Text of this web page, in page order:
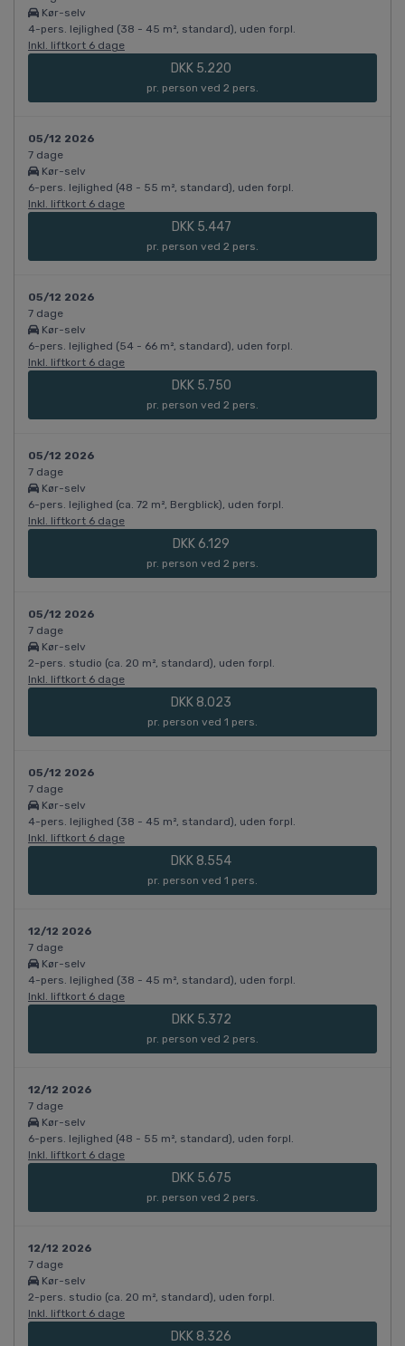
Kør-selv
4-pers. lejlighed (38 - 45 m², standard), uden forpl.
Inkl. liftkort 6 dage
DKK 5.220
pr. person ved 2 pers.
05/12 2026
7 dage
Kør-selv
6-pers. lejlighed (48 - 55 m², standard), uden forpl.
Inkl. liftkort 6 dage
DKK 5.447
pr. person ved 2 pers.
05/12 2026
7 dage
Kør-selv
6-pers. lejlighed (54 - 66 m², standard), uden forpl.
Inkl. liftkort 6 dage
DKK 5.750
pr. person ved 2 pers.
05/12 2026
7 dage
Kør-selv
6-pers. lejlighed (ca. 72 m², Bergblick), uden forpl.
Inkl. liftkort 6 dage
DKK 6.129
pr. person ved 2 pers.
05/12 2026
7 dage
Kør-selv
2-pers. studio (ca. 20 m², standard), uden forpl.
Inkl. liftkort 6 dage
DKK 8.023
pr. person ved 1 pers.
05/12 2026
7 dage
Kør-selv
4-pers. lejlighed (38 - 45 m², standard), uden forpl.
Inkl. liftkort 6 dage
DKK 8.554
pr. person ved 1 pers.
12/12 2026
7 dage
Kør-selv
4-pers. lejlighed (38 - 45 m², standard), uden forpl.
Inkl. liftkort 6 dage
DKK 5.372
pr. person ved 2 pers.
12/12 2026
7 dage
Kør-selv
6-pers. lejlighed (48 - 55 m², standard), uden forpl.
Inkl. liftkort 6 dage
DKK 5.675
pr. person ved 2 pers.
12/12 2026
7 dage
Kør-selv
2-pers. studio (ca. 20 m², standard), uden forpl.
Inkl. liftkort 6 dage
DKK 8.326